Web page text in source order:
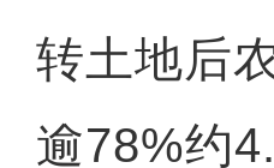
转土地后
逾78%约